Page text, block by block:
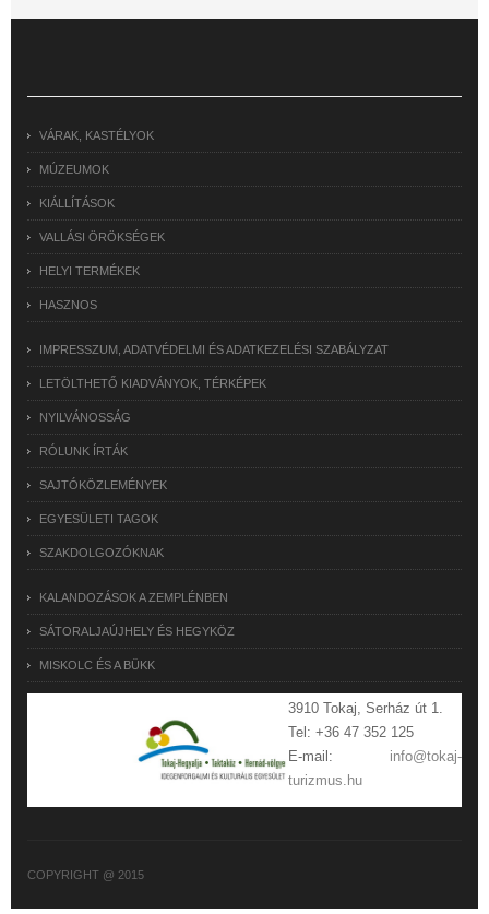
VÁRAK, KASTÉLYOK
MÚZEUMOK
KIÁLLÍTÁSOK
VALLÁSI ÖRÖKSÉGEK
HELYI TERMÉKEK
HASZNOS
IMPRESSZUM, ADATVÉDELMI ÉS ADATKEZELÉSI SZABÁLYZAT
LETÖLTHETŐ KIADVÁNYOK, TÉRKÉPEK
NYILVÁNOSSÁG
RÓLUNK ÍRTÁK
SAJTÓKÖZLEMÉNYEK
EGYESÜLETI TAGOK
SZAKDOLGOZÓKNAK
KALANDOZÁSOK A ZEMPLÉNBEN
SÁTORALJAÚJHELY ÉS HEGYKÖZ
MISKOLC ÉS A BÜKK
3910 Tokaj, Serház út 1.
Tel: +36 47 352 125
E-mail: info@tokaj-
turizmus.hu
COPYRIGHT @ 2015